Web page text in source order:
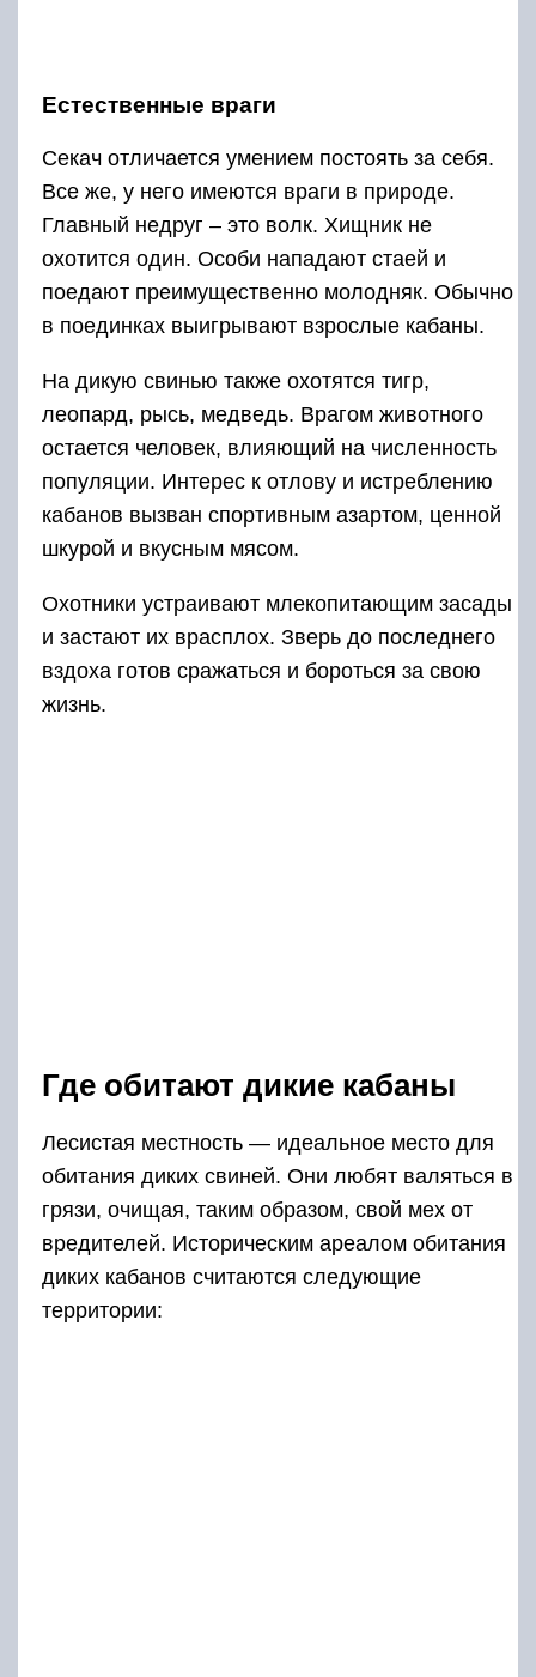
Естественные враги
Секач отличается умением постоять за себя.
Все же, у него имеются враги в природе.
Главный недруг – это волк. Хищник не
охотится один. Особи нападают стаей и
поедают преимущественно молодняк. Обычно
в поединках выигрывают взрослые кабаны.
На дикую свинью также охотятся тигр,
леопард, рысь, медведь. Врагом животного
остается человек, влияющий на численность
популяции. Интерес к отлову и истреблению
кабанов вызван спортивным азартом, ценной
шкурой и вкусным мясом.
Охотники устраивают млекопитающим засады
и застают их врасплох. Зверь до последнего
вздоха готов сражаться и бороться за свою
жизнь.
Где обитают дикие кабаны
Лесистая местность — идеальное место для
обитания диких свиней. Они любят валяться в
грязи, очищая, таким образом, свой мех от
вредителей. Историческим ареалом обитания
диких кабанов считаются следующие
территории: